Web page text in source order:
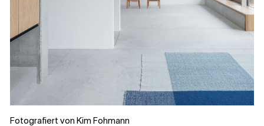
Fotografiert von Kim Fohmann